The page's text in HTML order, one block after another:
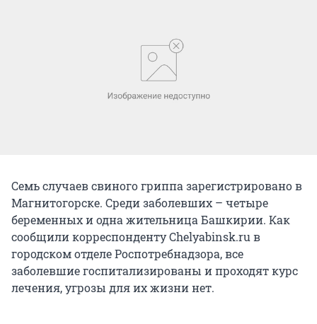
Семь случаев свиного гриппа зарегистрировано в
Магнитогорске. Среди заболевших – четыре
беременных и одна жительница Башкирии. Как
сообщили корреспонденту Chelyabinsk.ru в
городском отделе Роспотребнадзора, все
заболевшие госпитализированы и проходят курс
лечения, угрозы для их жизни нет.